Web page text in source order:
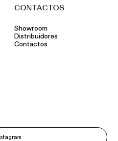
CONTACTOS
Showroom
Distribuidores
Contactos